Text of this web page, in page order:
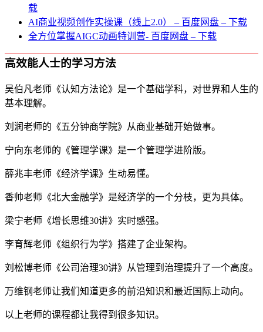
载
AI商业视频创作实操课（线上2.0） – 百度网盘 – 下载
全方位掌握AIGC动画特训营- 百度网盘 – 下载
高效能人士的学习方法
吴伯凡老师《认知方法论》是一个基础学科，对世界和人生的
基本理解。
刘润老师的《五分钟商学院》从商业基础开始做事。
宁向东老师的《管理学课》是一个管理学进阶版。
薛兆丰老师《经济学课》生动易懂。
香帅老师《北大金融学》是经济学的一个分枝，更为具体。
梁宁老师《增长思维30讲》实时感强。
李育辉老师《组织行为学》搭建了企业架构。
刘松博老师《公司治理30讲》从管理到治理提升了一个高度。
万维钢老师让我们知道更多的前沿知识和最近国际上动向。
以上老师的课程都让我得到很多知识。